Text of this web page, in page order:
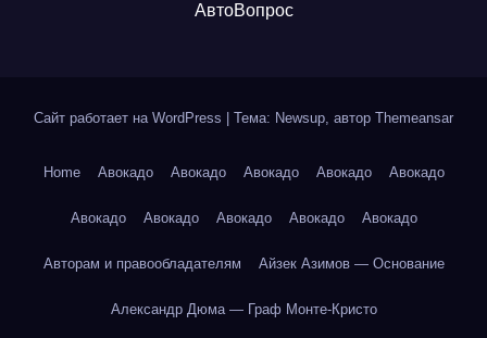
АвтоВопрос
Сайт работает на WordPress Тема: Newsup, автор Themeansar
Home Авокадо Авокадо Авокадо Авокадо Авокадо
Авокадо Авокадо Авокадо Авокадо Авокадо
Авторам и правообладателям Айзек Азимов — Основание
Александр Дюма — Граф Монте-Кристо